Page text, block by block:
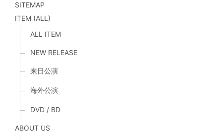
SITEMAP
ITEM (ALL)
ALL ITEM
NEW RELEASE
来日公演
海外公演
DVD / BD
ABOUT US